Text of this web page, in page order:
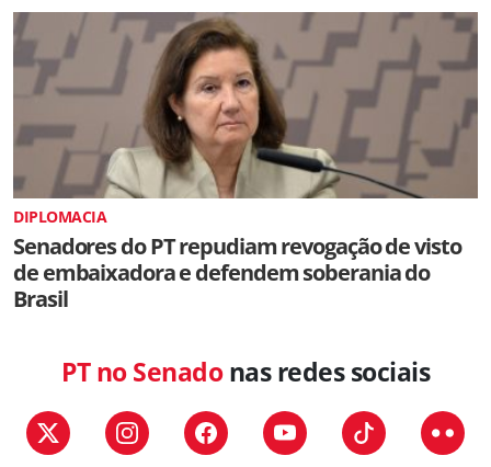
DIPLOMACIA
Senadores do PT repudiam revogação de visto
de embaixadora e defendem soberania do
Brasil
PT no Senadonas redes sociais